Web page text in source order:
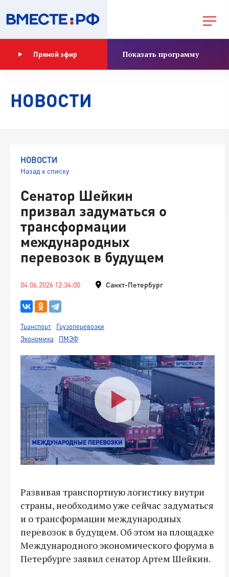
Прямой эфир Показать программу
НОВОСТИ
НОВОСТИ
Назад к списку
Сенатор Шейкин
призвал задуматься о
трансформации
международных
перевозок в будущем
04.06.2026 12:34:00 Санкт-Петербург
Транспорт
Грузоперевозки
Экономика
ПМЭФ
Развивая транспортную логистику внутри
страны, необходимо уже сейчас задуматься
и о трансформации международных
перевозок в будущем. Об этом на площадке
Международного экономического форума в
Петербурге заявил сенатор Артем Шейкин.